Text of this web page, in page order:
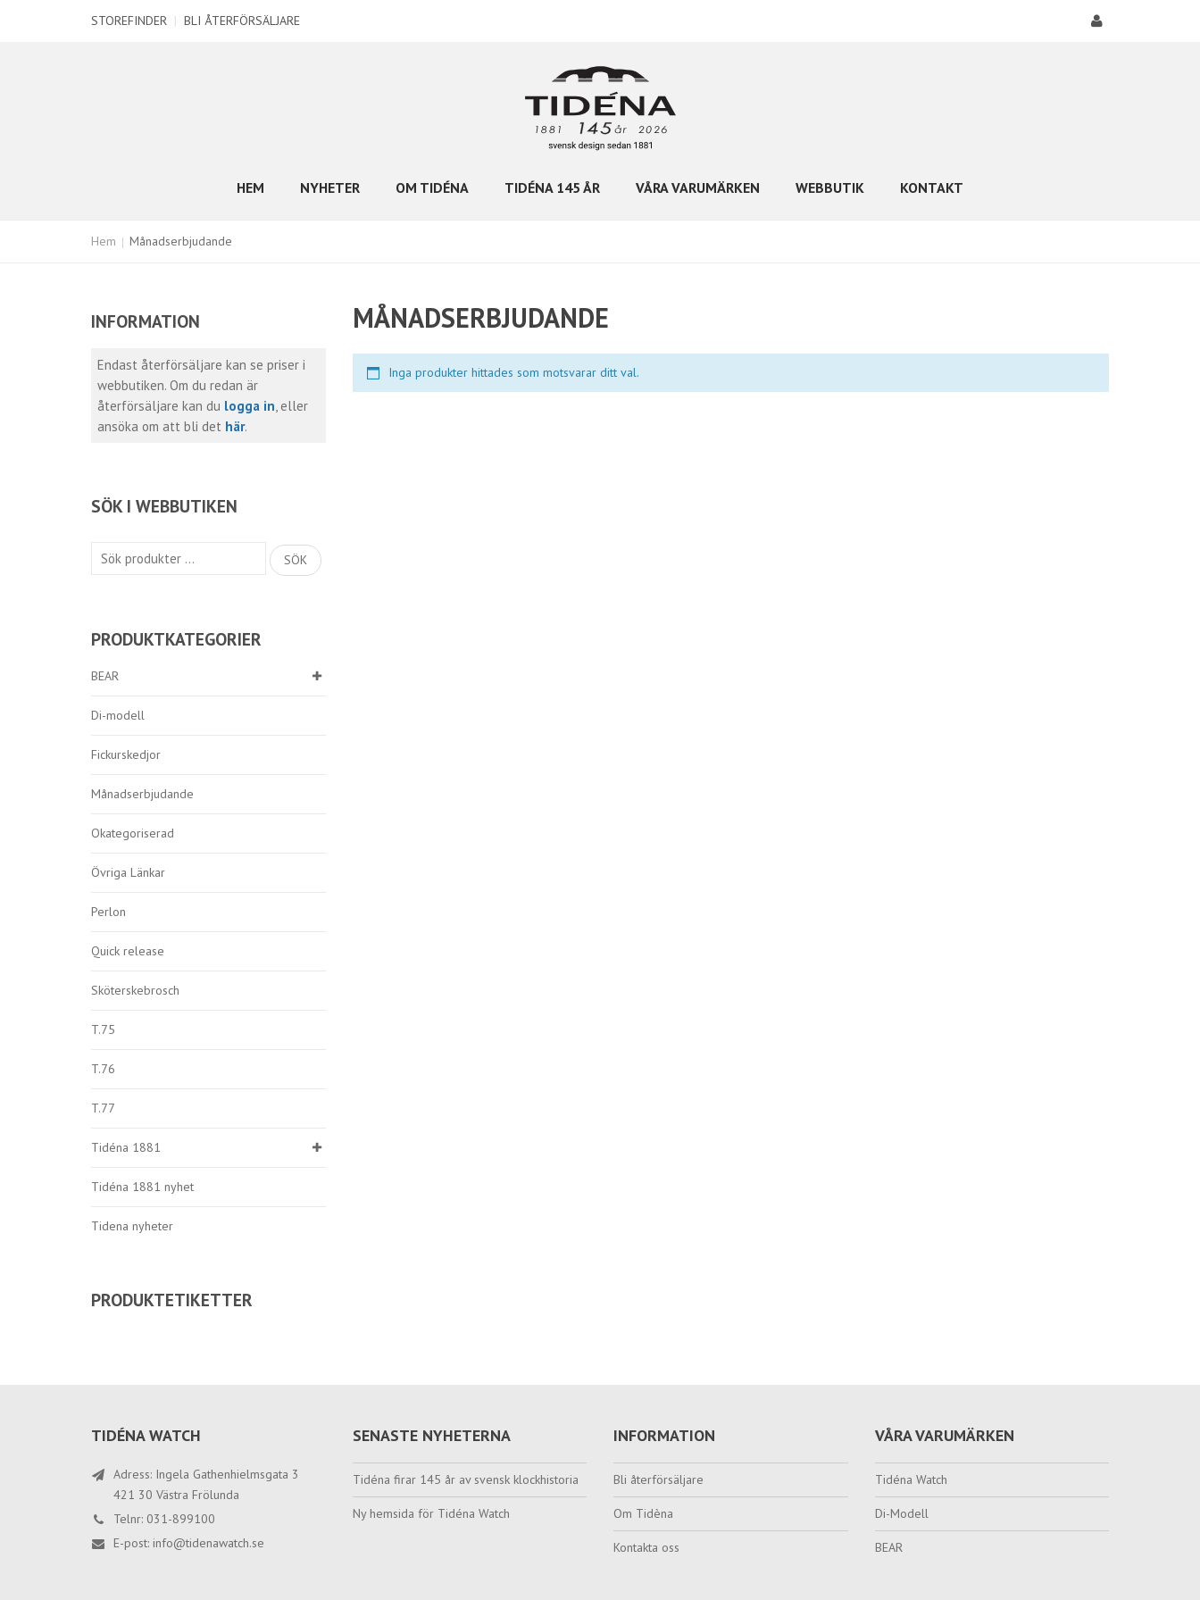
STOREFINDER | BLI ÅTERFÖRSÄLJARE
HEM NYHETER OM TIDÉNA TIDÉNA 145 ÅR VÅRA VARUMÄRKEN WEBBUTIK KONTAKT
Hem Månadserbjudande
INFORMATION
Endast återförsäljare kan se priser i
webbutiken. Om du redan är
återförsäljare kan du logga in, eller
ansöka om att bli det här.
SÖK I WEBBUTIKEN
Sök
SÖK
PRODUKTKATEGORIER
BEAR
Di-modell
Fickurskedjor
Månadserbjudande
Okategoriserad
Övriga Länkar
Perlon
Quick release
Sköterskebrosch
T.75
T.76
T.77
Tidéna 1881
Tidéna 1881 nyhet
Tidena nyheter
PRODUKTETIKETTER
MÅNADSERBJUDANDE
Inga produkter hittades som motsvarar ditt val.
TIDÉNA WATCH
Adress: Ingela Gathenhielmsgata 3
421 30 Västra Frölunda
Telnr: 031-899100
E-post: info@tidenawatch.se
SENASTE NYHETERNA
Tidéna firar 145 år av svensk klockhistoria
Ny hemsida för Tidéna Watch
INFORMATION
Bli återförsäljare
Om Tidèna
Kontakta oss
VÅRA VARUMÄRKEN
Tidéna Watch
Di-Modell
BEAR